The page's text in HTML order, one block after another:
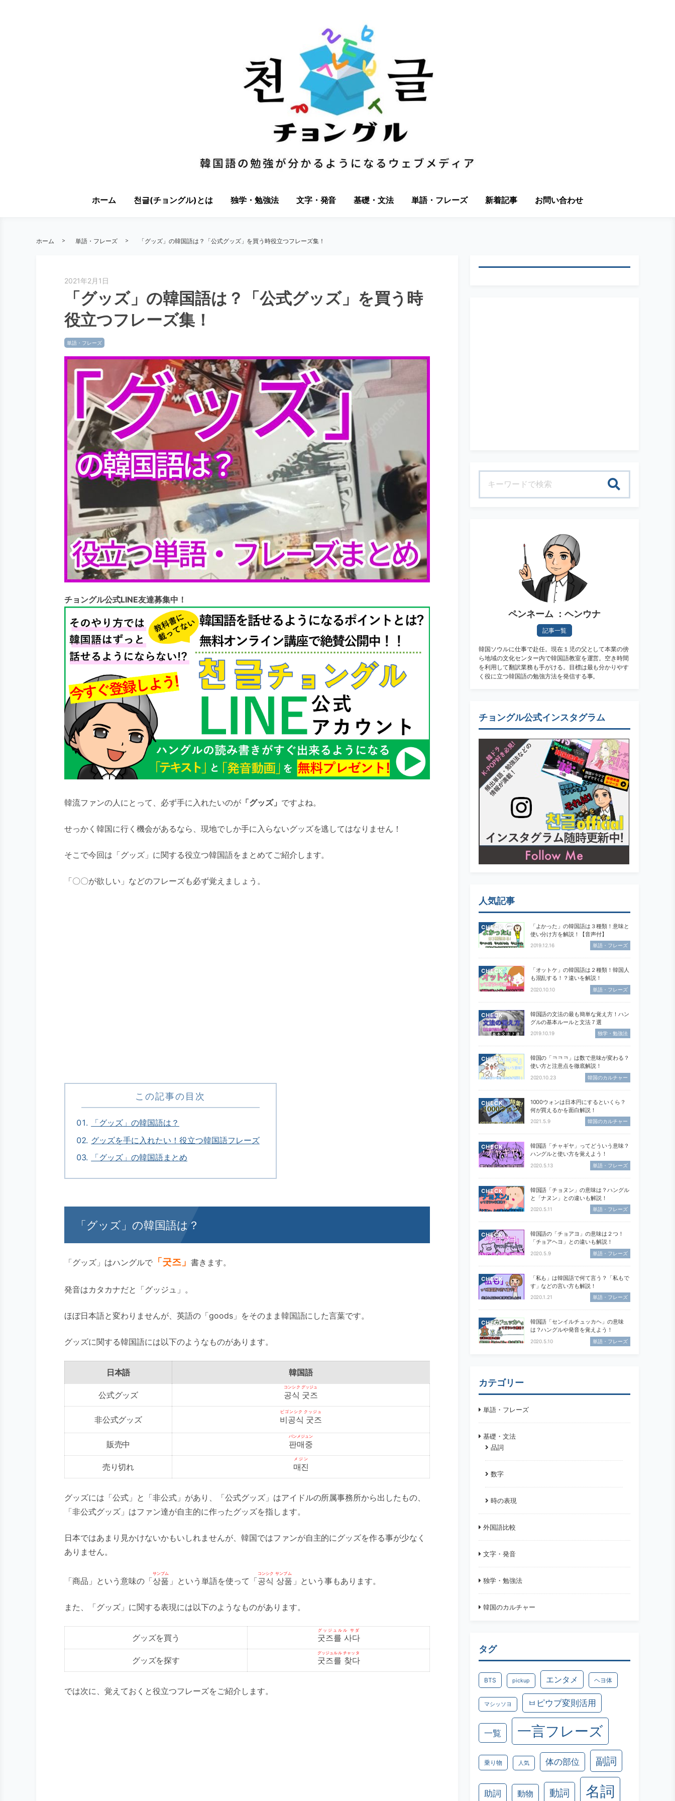
ホーム 천글(チョングル)とは 独学・勉強法 文字・発音 基礎・文法 単語・フレーズ 新着記事 お問い合わせ
ホーム 単語・フレーズ 「グッズ」の韓国語は？「公式グッズ」を買う時役立つフレーズ集！
2021年2月1日
「グッズ」の韓国語は？「公式グッズ」を買う時
役立つフレーズ集！
単語・フレーズ
チョングル公式LINE友達募集中！
韓流ファンの人にとって、必ず手に入れたいのが「グッズ」 ですよね。
せっかく韓国に行く機会があるなら、現地でしか手に入らないグッズを逃してはなりません！
そこで今回は「グッズ」に関する役立つ韓国語をまとめてご紹介します。
「〇〇が欲しい」などのフレーズも必ず覚えましょう。
この記事の目次
「グッズ」の韓国語は？
グッズを手に入れたい！役立つ韓国語フレーズ
「グッズ」の韓国語まとめ
「グッズ」の韓国語は？
「グッズ」はハングルで「굿즈」 書きます。
発音はカタカナだと「グッジュ」。
ほぼ日本語と変わりませんが、英語の「goods」をそのまま韓国語にした言葉です。
グッズに関する韓国語には以下のようなものがあります。
日本語 韓国語
公式グッズ 공식 굿즈
コンシク グッジュ
非公式グッズ 비공식 굿즈
ピゴンシク クッジュ
販売中 판매중
パンメジュン
売り切れ 매진
メジン
グッズには「公式」と「非公式」があり、「公式グッズ」はアイドルの所属事務所から出したもの、
「非公式グッズ」はファン達が自主的に作ったグッズを指します。
日本ではあまり見かけないかもいしれませんが、韓国ではファンが自主的にグッズを作る事が少なく
ありません。
「商品」という意味の「상품
サンプム
」という単語を使って「공식 상품
コンシク サンプム
」という事もあります。
また、「グッズ」に関する表現には以下のようなものがあります。
グッズを買う 굿즈를 사다
グッジュルル サダ
グッズを探す 굿즈를 찾다
グッジュルル チャッタ
では次に、覚えておくと役立つフレーズをご紹介します。
ペンネーム ：ヘンウナ
記事一覧
韓国ソウルに仕事で赴任。現在１児の父として本業の傍
ら地域の文化センター内で韓国語教室を運営。空き時間
を利用して翻訳業務も手がける。目標は最も分かりやす
く役に立つ韓国語の勉強方法を発信する事。
チョングル公式インスタグラム
人気記事
CHECK
「よかった」の韓国語は３種類！意味と
使い分け方を解説！【音声付】
2019.12.16 単語・フレーズ
CHECK
「オットケ」の韓国語は２種類！韓国人
も混乱する！？違いを解説！
2020.10.10 単語・フレーズ
CHECK
韓国語の文法の最も簡単な覚え方！ハン
グルの基本ルールと文法７選
2019.10.19 独学・勉強法
CHECK
韓国の「ㅋㅋㅋ」は数で意味が変わる？
使い方と注意点を徹底解説！
2020.10.23 韓国のカルチャー
CHECK
1000ウォンは日本円にするといくら？
何が買えるかを面白解説！
2021.5.9 韓国のカルチャー
CHECK
韓国語「チャギヤ」ってどういう意味？
ハングルと使い方を覚えよう！
2020.5.13 単語・フレーズ
CHECK
韓国語「チョヌン」の意味は？ハングル
と「ナヌン」との違いも解説！
2020.5.11 単語・フレーズ
CHECK
韓国語の「チョアヨ」の意味は２つ！
「チョアヘヨ」との違いも解説！
2020.5.9 単語・フレーズ
CHECK
「私も」は韓国語で何て言う？「私もで
す」などの言い方も解説！
2020.1.21 単語・フレーズ
CHECK
韓国語「センイルチュッカヘ」の意味
は？ハングルや発音を覚えよう！
2020.5.10 単語・フレーズ
カテゴリー
単語・フレーズ
基礎・文法
品詞
数字
時の表現
外国語比較
文字・発音
独学・勉強法
韓国のカルチャー
タグ
BTS pickup エンタメ ヘヨ体
マシッソヨ ㅂピウプ変則活用
一覧 一言フレーズ
乗り物 人気 体の部位 副詞
助詞 動物 動詞 名詞